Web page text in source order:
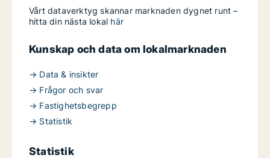
Vårt dataverktyg skannar marknaden dygnet runt –
hitta din nästa lokal här
Kunskap och data om lokalmarknaden
→ Data & insikter
→ Frågor och svar
→ Fastighetsbegrepp
→ Statistik
Statistik